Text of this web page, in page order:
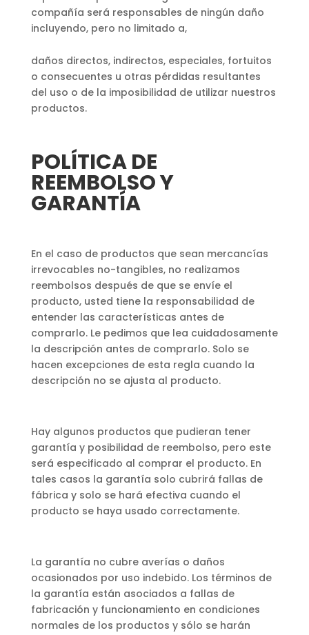
compañía será responsables de ningún daño
incluyendo, pero no limitado a,
daños directos, indirectos, especiales, fortuitos
o consecuentes u otras pérdidas resultantes
del uso o de la imposibilidad de utilizar nuestros
productos.
POLÍTICA DE
REEMBOLSO Y
GARANTÍA
En el caso de productos que sean mercancías
irrevocables no-tangibles, no realizamos
reembolsos después de que se envíe el
producto, usted tiene la responsabilidad de
entender las características antes de
comprarlo. Le pedimos que lea cuidadosamente
la descripción antes de comprarlo. Solo se
hacen excepciones de esta regla cuando la
descripción no se ajusta al producto.
Hay algunos productos que pudieran tener
garantía y posibilidad de reembolso, pero este
será especificado al comprar el producto. En
tales casos la garantía solo cubrirá fallas de
fábrica y solo se hará efectiva cuando el
producto se haya usado correctamente.
La garantía no cubre averías o daños
ocasionados por uso indebido. Los términos de
la garantía están asociados a fallas de
fabricación y funcionamiento en condiciones
normales de los productos y sólo se harán